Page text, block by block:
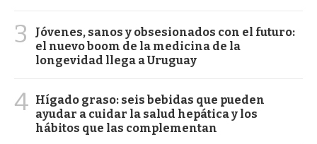
3
Jóvenes, sanos y obsesionados con el futuro:
el nuevo boom de la medicina de la
longevidad llega a Uruguay
4 Hígado graso: seis bebidas que pueden
ayudar a cuidar la salud hepática y los
hábitos que las complementan